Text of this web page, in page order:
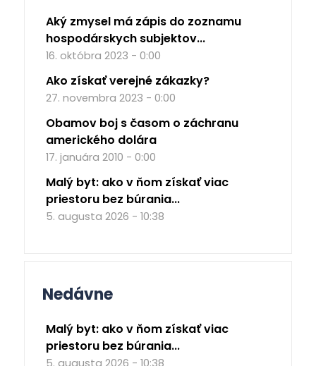
Aký zmysel má zápis do zoznamu
hospodárskych subjektov...
16. októbra 2023 - 0:00
Ako získať verejné zákazky?
27. novembra 2023 - 0:00
Obamov boj s časom o záchranu
amerického dolára
17. januára 2010 - 0:00
Malý byt: ako v ňom získať viac
priestoru bez búrania...
5. augusta 2026 - 10:38
Nedávne
Malý byt: ako v ňom získať viac
priestoru bez búrania...